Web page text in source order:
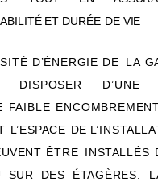
ET DURÉE DE VIE
D’ÉNERGIE DE LA
DISPOSER D’UNE
FAIBLE
L ’ESPACE DE L’INSTALLA
ÊTRE INSTALLÉS
SUR DES ÉTAGÈRES.